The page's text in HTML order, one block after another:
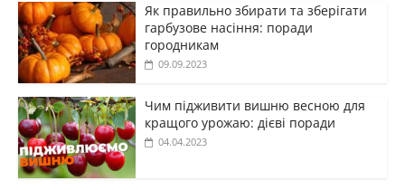
Як правильно збирати та зберігати
гарбузове насіння: поради
городникам
09.09.2023
Чим підживити вишню весною для
кращого урожаю: дієві поради
04.04.2023